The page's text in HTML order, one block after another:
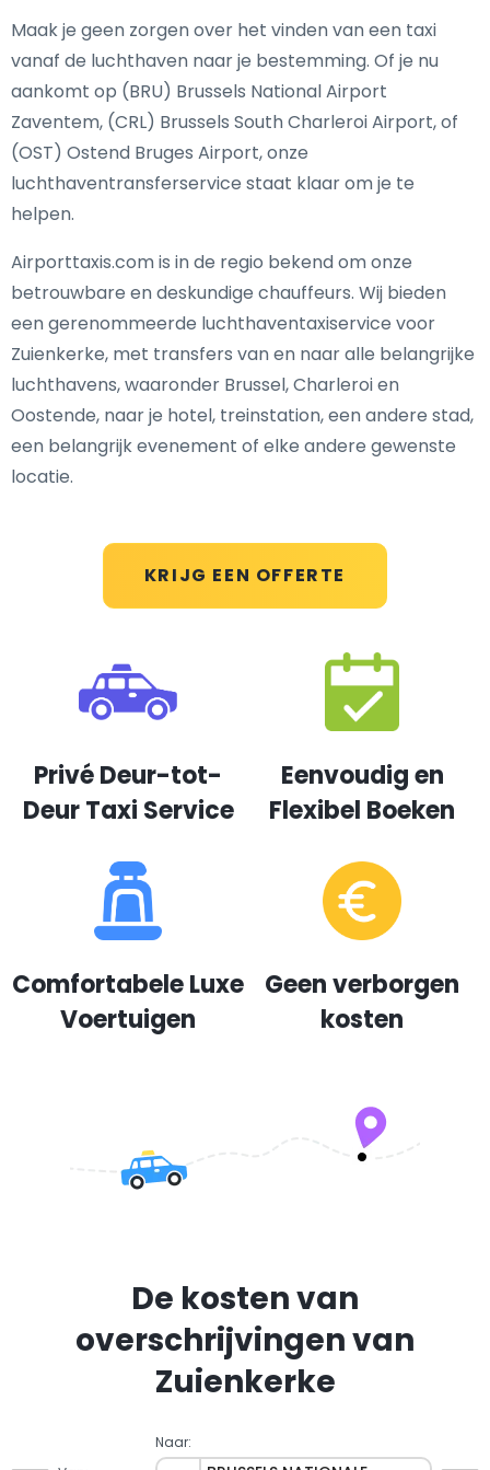
KRIJG EEN OFFERTE
Maak je geen zorgen over het vinden van een taxi
vanaf de luchthaven naar je bestemming. Of je nu
aankomt op (BRU) Brussels National Airport
Zaventem, (CRL) Brussels South Charleroi Airport, of
(OST) Ostend Bruges Airport, onze
luchthaventransferservice staat klaar om je te
helpen.
Airporttaxis.com is in de regio bekend om onze
betrouwbare en deskundige chauffeurs. Wij bieden
een gerenommeerde luchthaventaxiservice voor
Zuienkerke, met transfers van en naar alle belangrijke
luchthavens, waaronder Brussel, Charleroi en
Oostende, naar je hotel, treinstation, een andere stad,
een belangrijk evenement of elke andere gewenste
locatie.
Privé Deur-tot-
Deur Taxi Service
Eenvoudig en
Flexibel Boeken
Comfortabele Luxe
Voertuigen
Geen verborgen
kosten
De kosten van
overschrijvingen van
Zuienkerke
Naar: